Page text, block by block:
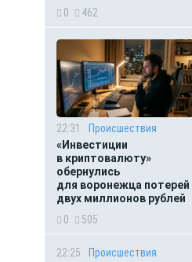
0
462
22:31
Происшествия
«Инвестиции
в криптовалюту»
обернулись
для воронежца потерей
двух миллионов рублей
0
505
22:25
Происшествия